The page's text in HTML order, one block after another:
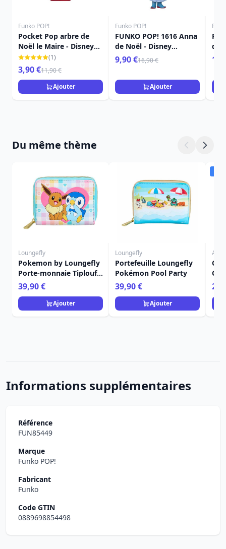
Funko POP!
Pocket Pop arbre de
Noël le Maire - Disney
L'étrange Noël De
Monsieur Jack
(1)
3,90 €11,90 €
Ajouter
Funko POP!
FUNKO POP! 1616 Anna
de Noël - Disney
Princess
9,90 €16,90 €
Ajouter
de
Du même thème
Loungefly
Pokemon by Loungefly
Porte-monnaie Tiplouf
et Evoli
39,90 €
Ajouter
Loungefly
Portefeuille Loungefly
Pokémon Pool Party
39,90 €
Ajouter
Art
OF
Informations supplémentaires
Référence
FUN85449
Marque
Funko POP!
Fabricant
Funko
Code GTIN
0889698854498